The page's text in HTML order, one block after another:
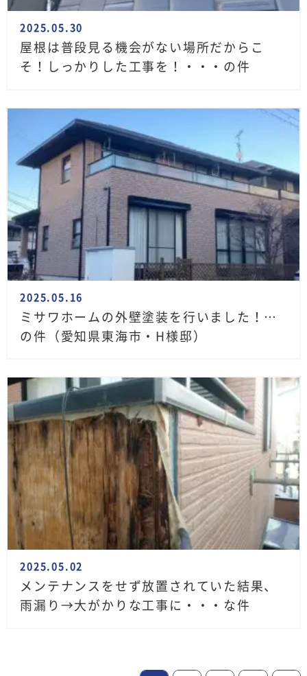
2025.05.30
屋根は普段見る機会がない場所だからこ
そ！しっかりした工事を！・・・の件
2025.05.16
ミサワホームの外壁塗装を行いました！…
の件（愛知県東海市・H様邸）
2025.05.02
メンテナンスをせず放置されていた結果、
雨漏り→大がかりな工事に・・・な件